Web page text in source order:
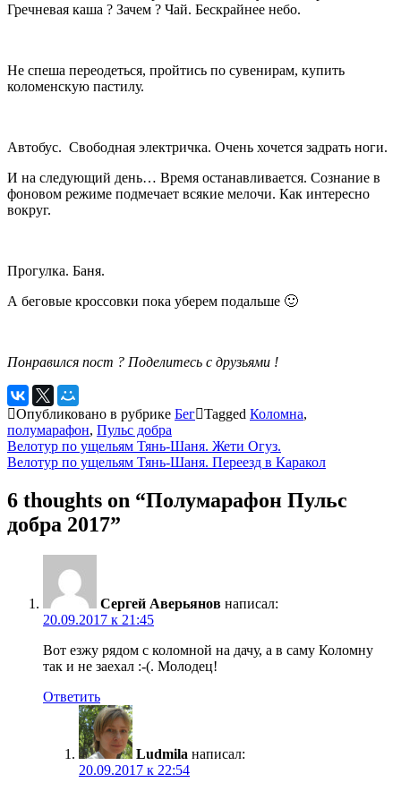
Гречневая каша ? Зачем ? Чай. Бескрайнее небо.
Не спеша переодеться, пройтись по сувенирам, купить
коломенскую пастилу.
Автобус. Свободная электричка. Очень хочется задрать ноги.
И на следующий день… Время останавливается. Сознание в
фоновом режиме подмечает всякие мелочи. Как интересно
вокруг.
Прогулка. Баня.
А беговые кроссовки пока уберем подальше 🙂
Понравился пост ? Поделитесь с друзьями !
Опубликовано в рубрике Бег Tagged Коломна,
полумарафон, Пульс добра
Навигация
по
записям
Велотур по ущельям Тянь-Шаня. Жети Огуз.
Велотур по ущельям Тянь-Шаня. Переезд в Каракол
6 thoughts on “Полумарафон Пульс
добра 2017”
Сергей Аверьянов написал:
20.09.2017 к 21:45
Вот езжу рядом с коломной на дачу, а в саму Коломну
так и не заехал :-(. Молодец!
Ответить
Ludmila написал:
20.09.2017 к 22:54